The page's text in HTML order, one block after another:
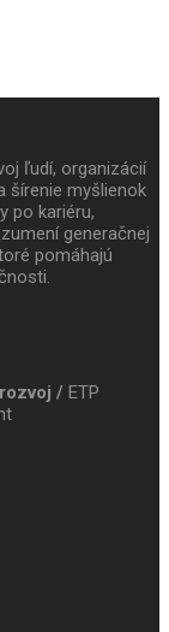
ľudí, organizácií
šírenie myšlienok
po kariéru,
generačnej
pomáhajú
/ ETP